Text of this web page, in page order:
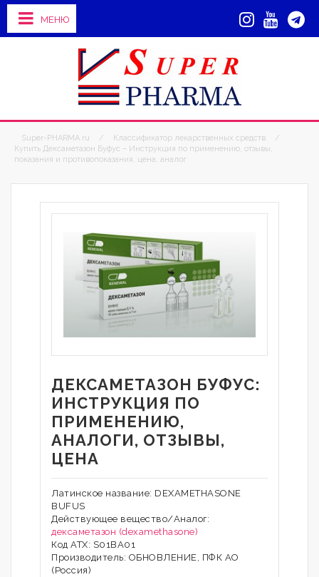
МЕНЮ
Super-PHARMA.ru / Классификатор лекарственных средств
/
Купить Дексаметазон Буфус – Инструкция по применению, отзывы,
показания и противопоказания, цена, аналог
ДЕКСАМЕТАЗОН БУФУС:
ИНСТРУКЦИЯ ПО
ПРИМЕНЕНИЮ,
АНАЛОГИ, ОТЗЫВЫ,
ЦЕНА
Латинское название: DEXAMETHASONE
BUFUS
Действующее вещество/Аналог:
дексаметазон (dexamethasone)
Код АТХ: S01BA01
Производитель: ОБНОВЛЕНИЕ, ПФК АО
(Россия)